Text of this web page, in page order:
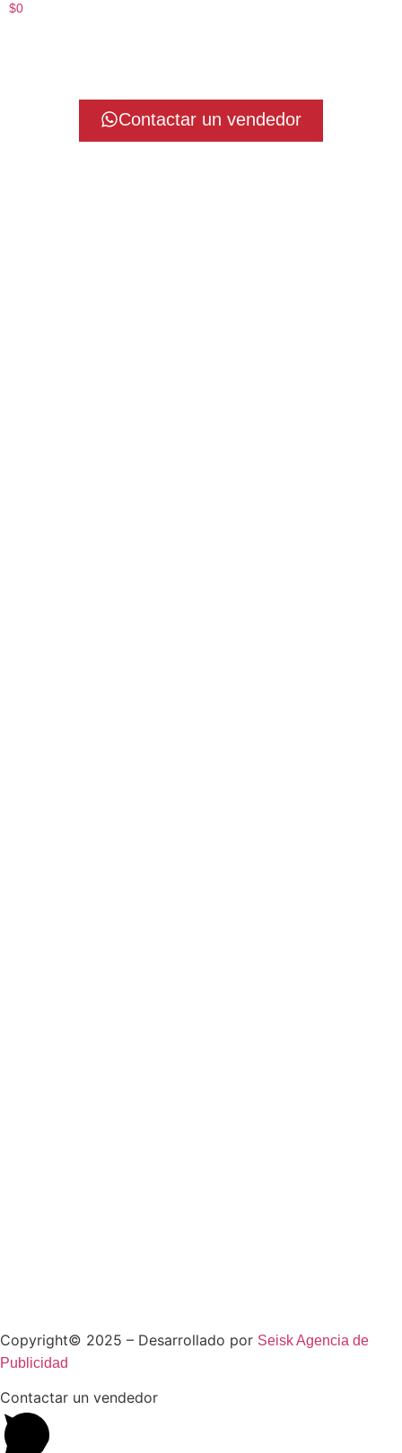
$0
Contactar un vendedor
Copyright© 2025 – Desarrollado por Seisk Agencia de
Publicidad
Contactar un vendedor